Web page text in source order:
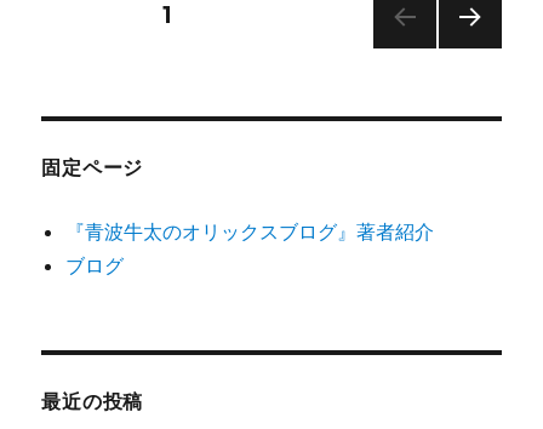
つ
オ
ス」
の
ペ
ー
固定ページ1
固定ページ
『青波牛太のオリックスブログ』著者紹介
ブログ
最近の投稿